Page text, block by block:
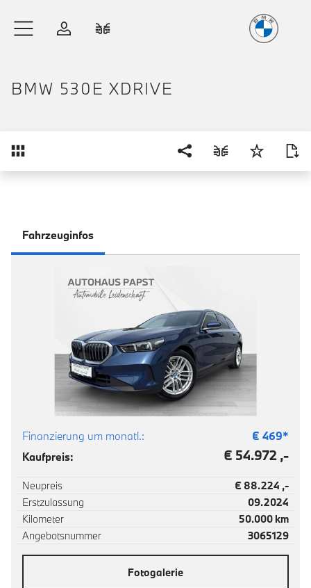
Anmelden
BMW 530E XDRIVE
Fahrzeuginfos
Finanzierung um monatl.: € 469*
Kaufpreis:
€ 54.972 ,-
Neupreis
€ 88.224 ,-
Erstzulassung
09.2024
Kilometer
50.000 km
Angebotsnummer
3065129
Fotogalerie